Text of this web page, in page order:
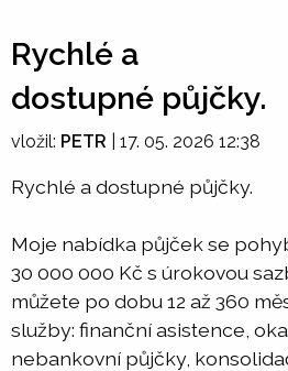
Rychlé a
dostupné půjčky.
vložil: PETR 17. 05. 2026 12:38
Rychlé a dostupné půjčky.
Moje nabídka půjček se
30 000 000 Kč s úrokovou
můžete po dobu 12 až 360
služby: finanční asistence,
nebankovní půjčky,